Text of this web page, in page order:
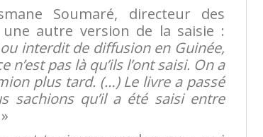
Soumaré, directeur des
autre version de la saisie :
interdit de diffusion en Guinée,
pas là qu’ils l’ont saisi. On a
plus tard. (…) Le livre a passé
sachions qu’il a été saisi entre
»